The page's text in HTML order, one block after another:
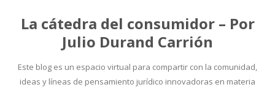
La cátedra del consumidor – Por
Julio Durand Carrión
Este blog es un espacio virtual para compartir con la comunidad,
ideas y líneas de pensamiento jurídico innovadoras en materia